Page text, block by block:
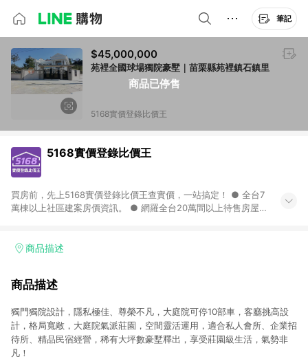
筆記
商品已停售
$45,000,000
苑裡全國球場獨院豪墅｜苗栗縣苑裡鎮石鎮里
5168實價登錄比價王
5168實價登錄比價王
買房前，先上5168實價登錄比價王查實價，一站搞定！ ● 全台7
萬棟以上社區建案房價資訊。 ● 網羅全台20萬間以上待售房屋，
器人，24小時在線查。
商品描述
商品描述
獨門獨院設計，隱私極佳、尊榮不凡，大庭院可停10部車，客廳挑高設
計，格局寬敞，大庭院氣派莊園，空間靈活運用，適合私人會所、企業招
待所、精品民宿經營，稀有大坪數豪墅釋出，享受莊園級生活，氣勢非
凡！